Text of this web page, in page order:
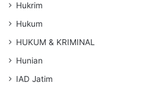
Hukrim
Hukum
HUKUM & KRIMINAL
Hunian
IAD Jatim